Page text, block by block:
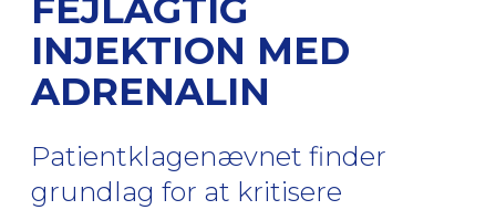
FEJLAGTIG
INJEKTION MED
ADRENALIN
Patientklagenævnet finder
grundlag for at kritisere